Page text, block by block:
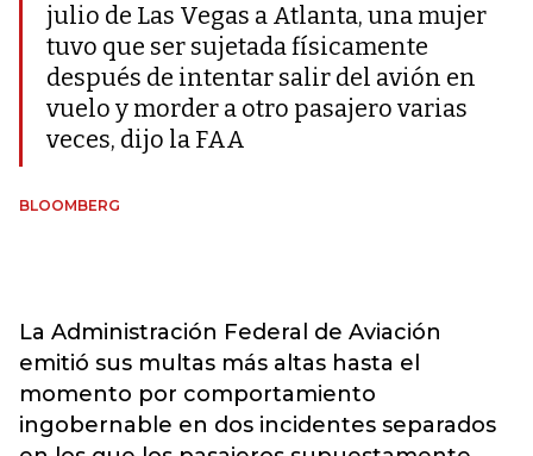
julio de Las Vegas a Atlanta, una mujer
tuvo que ser sujetada físicamente
después de intentar salir del avión en
vuelo y morder a otro pasajero varias
veces, dijo la FAA
BLOOMBERG
La Administración Federal de Aviación
emitió sus multas más altas hasta el
momento por comportamiento
ingobernable en dos incidentes separados